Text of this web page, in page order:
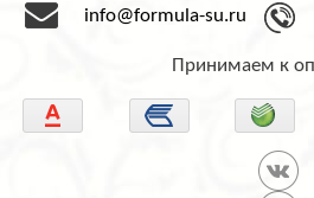
info@formula-su.ru
Принимаем к